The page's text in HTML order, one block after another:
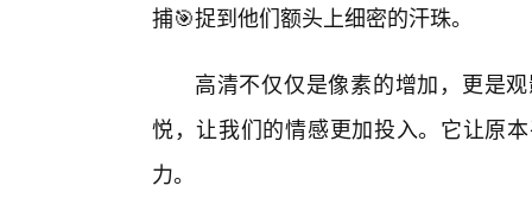
捕🎯捉到他们额头上细密的汗珠。
高清不仅仅是像素的增加，更是
悦，让我们的情感更加投入。它让原
力。